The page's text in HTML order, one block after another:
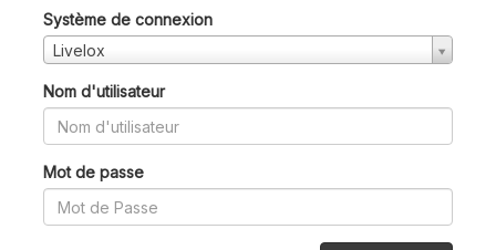
Système de connexion
Livelox
Nom d'utilisateur
Mot de passe